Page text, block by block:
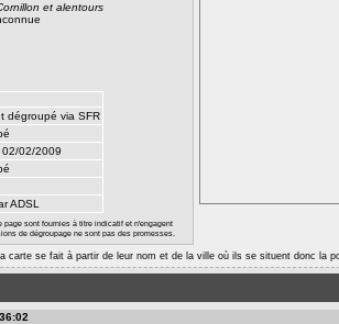
et alentours
dégroupé via SFR
02/2009
ADSL
page sont fournies à titre indicatif et n'engagent
de dégroupage ne sont pas des promesses.
carte se fait à partir de leur nom et de la ville où ils se situent donc la